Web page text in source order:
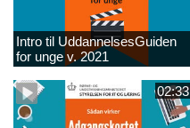
Intro til UddannelsesGuiden
for unge v. 2021
02:33